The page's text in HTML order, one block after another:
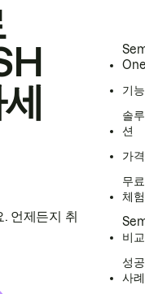
언제든지 취
One
기능
솔루
션
가격
무료
체험
비교
성공
사례